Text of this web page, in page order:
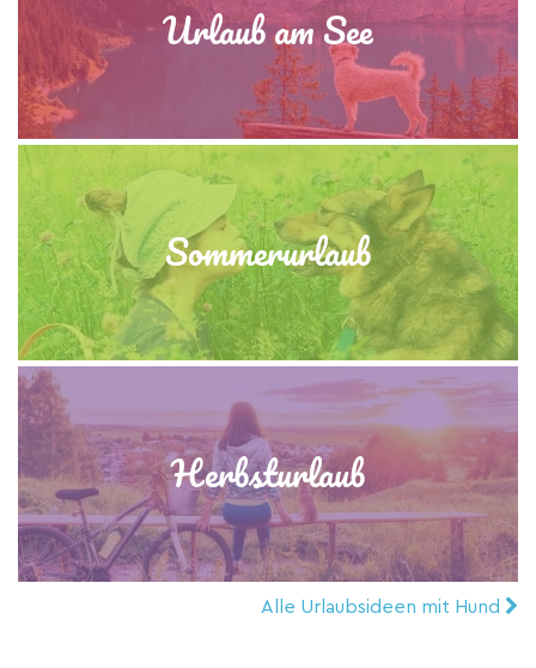
Urlaub am See
Sommerurlaub
Herbsturlaub
Alle Urlaubsideen mit Hund